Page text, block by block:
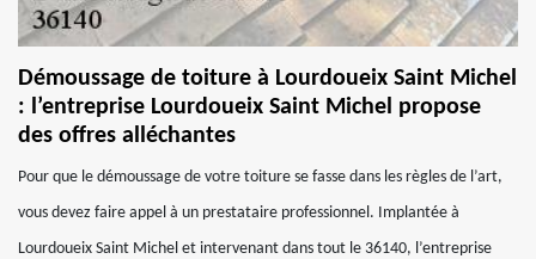
Démoussage de toiture à Lourdoueix Saint Michel
: l’entreprise Lourdoueix Saint Michel propose
des offres alléchantes
Pour que le démoussage de votre toiture se fasse dans les règles de l’art,
vous devez faire appel à un prestataire professionnel. Implantée à
Lourdoueix Saint Michel et intervenant dans tout le 36140, l’entreprise